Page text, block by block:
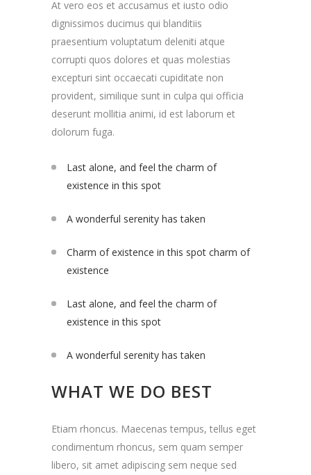
At vero eos et accusamus et iusto odio
dignissimos ducimus qui blanditiis
praesentium voluptatum deleniti atque
corrupti quos dolores et quas molestias
excepturi sint occaecati cupiditate non
provident, similique sunt in culpa qui officia
deserunt mollitia animi, id est laborum et
dolorum fuga.
Last alone, and feel the charm of
existence in this spot
A wonderful serenity has taken
Charm of existence in this spot charm of
existence
Last alone, and feel the charm of
existence in this spot
A wonderful serenity has taken
WHAT WE DO BEST
Etiam rhoncus. Maecenas tempus, tellus eget
condimentum rhoncus, sem quam semper
libero, sit amet adipiscing sem neque sed